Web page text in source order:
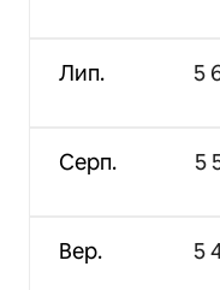
Лип.
Серп.
Вер.
5
5
5